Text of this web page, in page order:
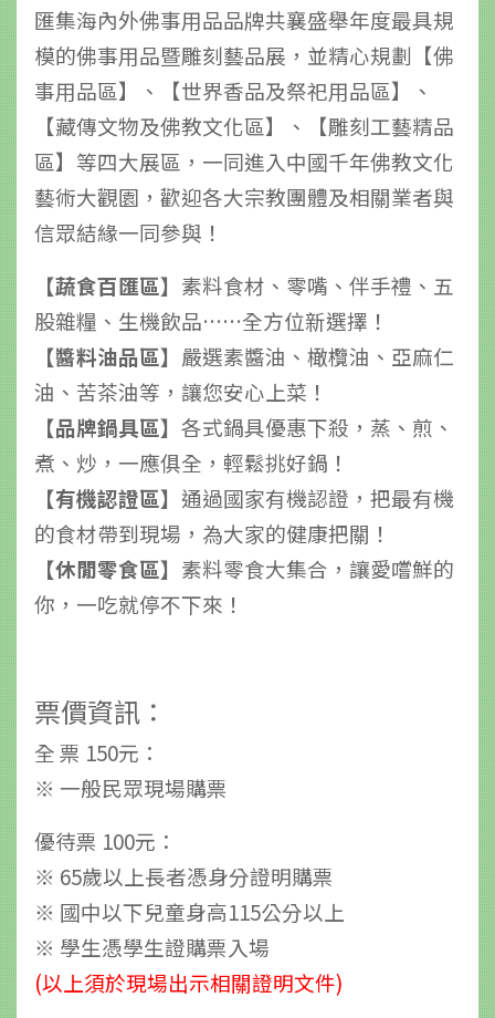
匯集海內外佛事用品品牌共襄盛舉年度最具規
模的佛事用品暨雕刻藝品展，並精心規劃【佛
事用品區】、【世界香品及祭祀用品區】、
【藏傳文物及佛教文化區】、【雕刻工藝精品
區】等四大展區，一同進入中國千年佛教文化
藝術大觀園，歡迎各大宗教團體及相關業者與
信眾結緣一同參與！
【蔬食百匯區】 素料食材、零嘴、伴手禮、五
股雜糧、生機飲品……全方位新選擇！
【醬料油品區】 嚴選素醬油、橄欖油、亞麻仁
油、苦茶油等，讓您安心上菜！
【品牌鍋具區】 各式鍋具優惠下殺，蒸、煎、
煮、炒，一應俱全，輕鬆挑好鍋！
【有機認證區】 通過國家有機認證，把最有機
的食材帶到現場，為大家的健康把關！
【休閒零食區】 素料零食大集合，讓愛嚐鮮的
你，一吃就停不下來！
票價資訊：
全 票 150元：
※ 一般民眾現場購票
優待票 100元：
※ 65歲以上長者憑身分證明購票
※ 國中以下兒童身高115公分以上
※ 學生憑學生證購票入場
(以上須於現場出示相關證明文件)